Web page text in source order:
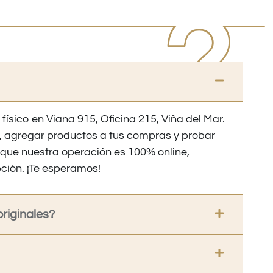
en Viana 915, Oficina 215, Viña del Mar.
agregar productos a tus compras y probar
nuestra operación es 100% online,
¡Te esperamos!